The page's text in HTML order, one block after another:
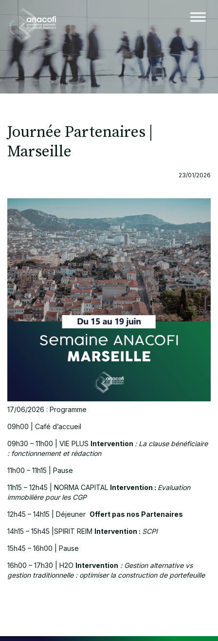
Journée Partenaires |
Marseille
23/01/2026
17/06/2026 : Programme
09h00 | Café d’accueil
09h30 – 11h00 | VIE PLUS Intervention : La clause bénéficiaire
: fonctionnement et rédaction
11h00 – 11h15 | Pause
11h15 – 12h45 | NORMA CAPITAL Intervention : Evaluation
immobilière pour les CGP
12h45 – 14h15 | Déjeuner Offert pas nos Partenaires
14h15 – 15h45 |SPIRIT REIM Intervention : SCPI
15h45 – 16h00 | Pause
16h00 – 17h30 | H2O Intervention : Gestion alternative vs
gestion traditionnelle : optimiser la construction de portefeuille